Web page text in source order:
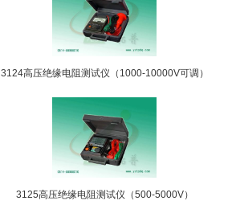
3124高压绝缘电阻测试仪（1000-10000V可调）
3125高压绝缘电阻测试仪（500-5000V）